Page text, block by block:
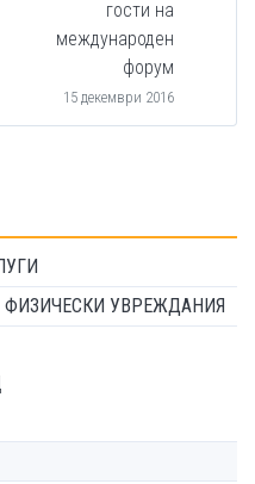
гости на
международен
форум
15 декември 2016
УВРЕЖДАНИЯ